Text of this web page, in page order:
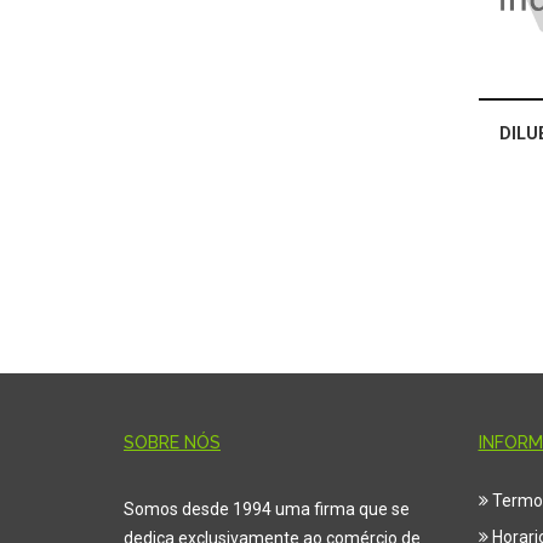
SOBRE NÓS
Somos desde 1994 uma firma que se
dedica exclusivamente ao comércio de